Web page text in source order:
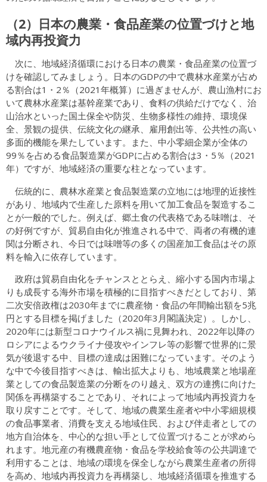
（2）日本の農業・食品産業の位置づけと地
域内再投資力
次に、地域経済循環における日本の農業・食品産業の位置づ
けを確認してみましょう。日本のGDPの中で農林水産業が占め
る割合は1・2％（2021年概算）に過ぎませんが、農山漁村にお
いて農林水産業は基幹産業であり、食料の供給だけでなく、治
山治水といった国土保全や防災、生物多様性の維持、環境保
全、景観の提供、伝統文化の継承、雇用創出等、公共性の高い
多面的機能を果たしています。また、中小零細企業が全体の
99％を占める食品製造業がGDPに占める割合は3・5％（2021
年）ですが、地域経済の重要な柱となっています。
伝統的に、農林水産業と食品製造業の立地には地理的近接性
があり、地域内で生産した原料を用いて加工食品を製造するこ
とが一般的でした。例えば、郷土食の代表格である味噌は、そ
の好例ですが、貿易自由化が推進される中で、両者の有機的連
関は分断され、今日では味噌等の多くの国産加工食品はその原
料を輸入に依存しています。
政府は貿易自由化をチャンスととらえ、縮小する国内市場よ
りも成長する海外市場を積極的に目指すべきだとしており、第
二次安倍政権は2030年までに農産物・食品の年間輸出額を5兆
円とする目標を掲げました（2020年3月閣議決定）。しかし、
2020年には新型コロナウイルス禍に見舞われ、2022年以降の
ロシアによるウクライナ侵攻やインフレ等の影響で世界的に景
気が後退する中、目標の達成は困難になっています。そのよう
な中で今後目指すべきは、輸出拡大よりも、地域農業と地場産
業としての食品製造業の分断をのり越え、双方の連携に向けた
関係を再構築することであり、それによって地域内再投資力を
取り戻すことです。そして、地域の農業生産者や中小零細規模
の食品事業者、消費を支える地域住民、および伴走者としての
地方自治体を、中心的な担い手として位置づけることが求めら
れます。地元産の有機農産物・食品を学校給食等の公共調達で
利用することは、地域の環境を保全しながら農業生産者の所得
を高め、地域内再投資力を再構築し、地域経済循環を推進する